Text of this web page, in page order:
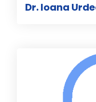
Dr. Ioana